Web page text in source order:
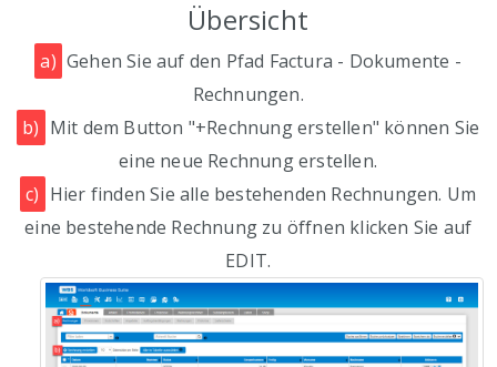
Übersicht
a) Gehen Sie auf den Pfad Factura - Dokumente -
Rechnungen.
b) Mit dem Button "+Rechnung erstellen" können Sie
eine neue Rechnung erstellen.
c) Hier finden Sie alle bestehenden Rechnungen. Um
eine bestehende Rechnung zu öffnen klicken Sie auf
EDIT.